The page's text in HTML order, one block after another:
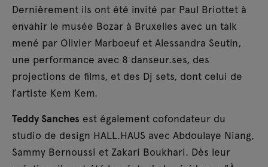
Dernièrement ils ont été invité par Paul Briottet à
envahir le musée Bozar à Bruxelles avec un talk
mené par Olivier Marboeuf et Alessandra Seutin,
une performance avec 8 danseur.ses, des
projections de films, et des Dj sets, dont celui de
l’artiste Kem Kem.
Teddy Sanches est également cofondateur du
studio de design HALL.HAUS avec Abdoulaye Niang,
Sammy Bernoussi et Zakari Boukhari. Dès leur